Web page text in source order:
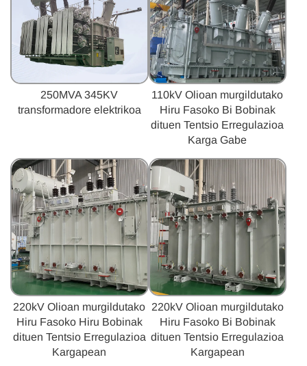
250MVA 345KV
transformadore elektrikoa
110kV Olioan murgildutako
Hiru Fasoko Bi Bobinak
dituen Tentsio Erregulazioa
Karga Gabe
220kV Olioan murgildutako
Hiru Fasoko Hiru Bobinak
dituen Tentsio Erregulazioa
Kargapean
220kV Olioan murgildutako
Hiru Fasoko Bi Bobinak
dituen Tentsio Erregulazioa
Kargapean